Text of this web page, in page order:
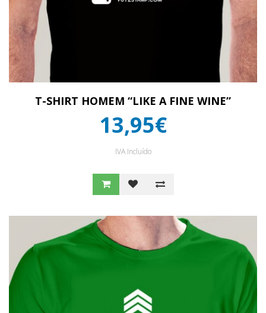
T-SHIRT HOMEM “LIKE A FINE WINE”
13,95€
IVA Incluído